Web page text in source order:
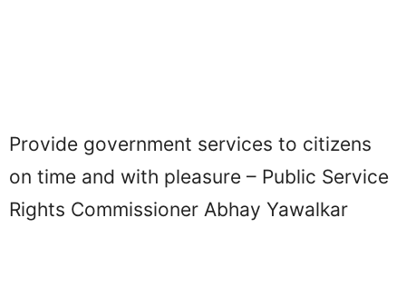
Provide government services to citizens
on time and with pleasure – Public Service
Rights Commissioner Abhay Yawalkar